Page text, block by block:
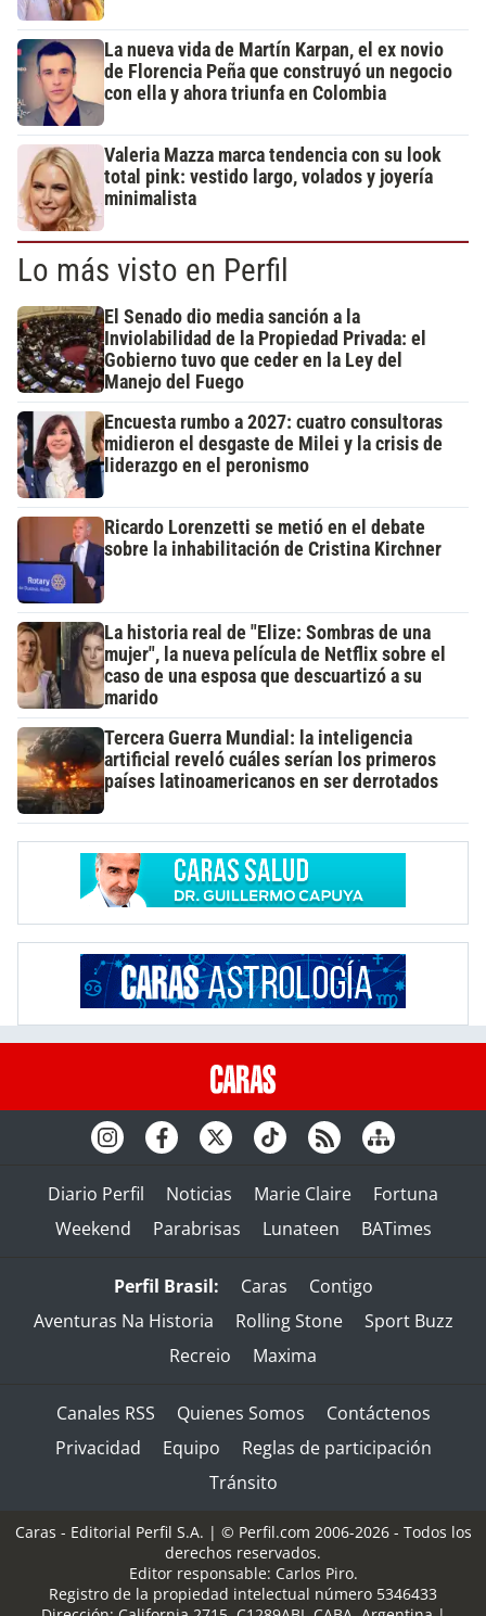
La nueva vida de Martín Karpan, el ex novio
de Florencia Peña que construyó un negocio
con ella y ahora triunfa en Colombia
Valeria Mazza marca tendencia con su look
total pink: vestido largo, volados y joyería
minimalista
Lo más visto en Perfil
El Senado dio media sanción a la
Inviolabilidad de la Propiedad Privada: el
Gobierno tuvo que ceder en la Ley del
Manejo del Fuego
Encuesta rumbo a 2027: cuatro consultoras
midieron el desgaste de Milei y la crisis de
liderazgo en el peronismo
Ricardo Lorenzetti se metió en el debate
sobre la inhabilitación de Cristina Kirchner
La historia real de "Elize: Sombras de una
mujer", la nueva película de Netflix sobre el
caso de una esposa que descuartizó a su
marido
Tercera Guerra Mundial: la inteligencia
artificial reveló cuáles serían los primeros
países latinoamericanos en ser derrotados
Diario Perfil Noticias Marie Claire
Fortuna
Weekend
Parabrisas Lunateen BATimes
Perfil Brasil: Caras
Contigo
Aventuras Na Historia
Rolling Stone
Sport Buzz
Recreio
Maxima
Canales RSS Quienes Somos
Contáctenos
Privacidad
Equipo
Reglas de participación
Tránsito
Caras - Editorial Perfil S.A. | © Perfil.com 2006-2026 - Todos los
derechos reservados.
Editor responsable: Carlos Piro.
Registro de la propiedad intelectual número 5346433